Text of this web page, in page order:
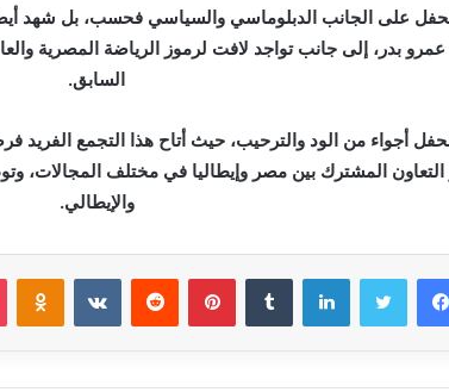
على الجانب الدبلوماسي والسياسي فحسب، بل شهد
بدر، إلى جانب تواجد لافت لرموز الرياضة المصرية
السابق.
أجواء من الود والترحيب، حيث أتاح هذا التجمع الفريد
المشترك بين مصر وإيطاليا في مختلف المجالات،
والإيطالي.
فيسبوك تويتر لينكدإن ‏Tumblr بينتيريست ‏Reddit
‏VKontakte
Odnoklassniki